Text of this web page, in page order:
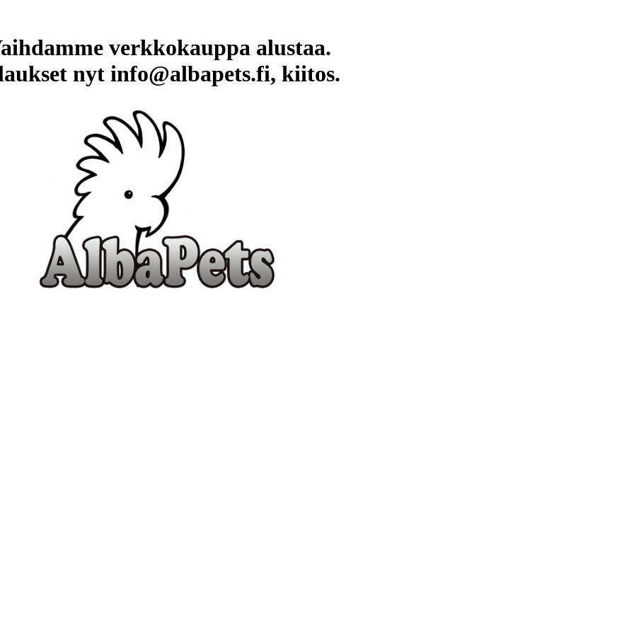
verkkokauppa alustaa.
nyt info@albapets.fi, kiitos.